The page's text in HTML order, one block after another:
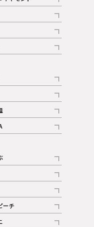
リー
リー
リー
ーチ